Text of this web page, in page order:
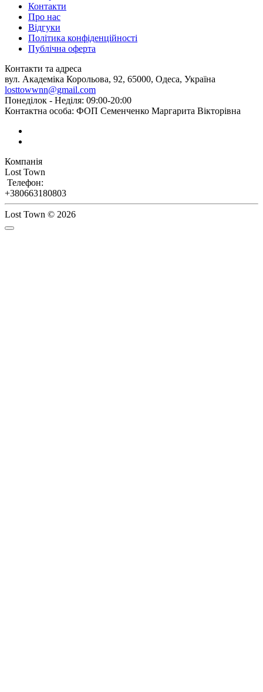
Контакти
Про нас
Відгуки
Політика конфіденційності
Публічна оферта
Контакти та адреса
вул. Академіка Корольова, 92, 65000, Одеса, Україна
losttowwnn@gmail.com
Понеділок - Неділя: 09:00-20:00
Контактна особа: ФОП Семенченко Маргарита Вікторівна
Компанія
Lost Town
Телефон:
+380663180803
Lost Town © 2026